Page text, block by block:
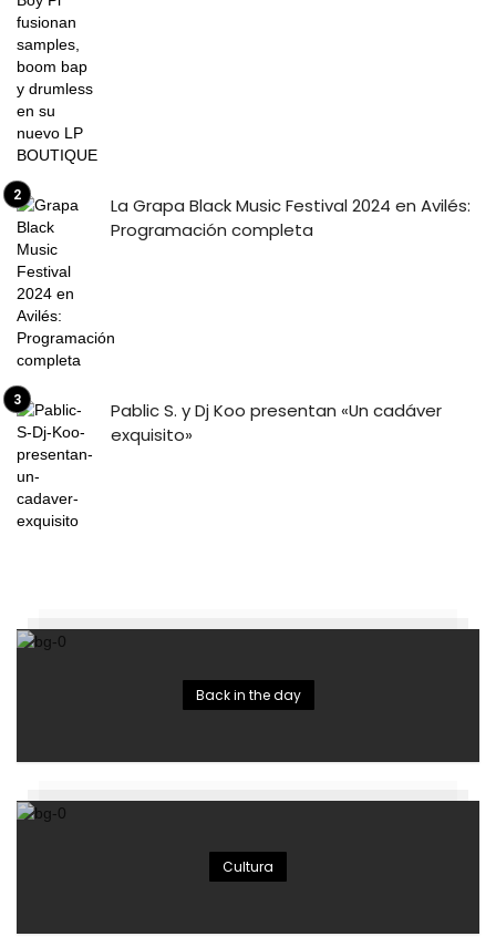
La Grapa Black Music Festival 2024 en Avilés:
Programación completa
Pablic S. y Dj Koo presentan «Un cadáver
exquisito»
Back in the day
Cultura